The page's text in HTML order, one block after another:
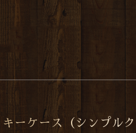
キーケース（シンプル